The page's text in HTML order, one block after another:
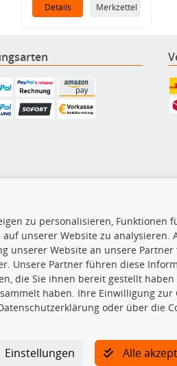
Details Merkzettel
Inside
angezeigten Daten insbesondere die
unterlassen, die Daten oder die gesamte
zu vervielfältigen, zu verbreiten und/oder
Ein Zuwiderhandeln stellt eine
zu personalisieren, Funktionen
unserer Website zu analysieren.
unserer Website an unsere
Unsere Partner führen diese
die Sie ihnen bereit gestellt
haben. Ihre Einwilligung zur
oder über die
Alle
Einstellungen